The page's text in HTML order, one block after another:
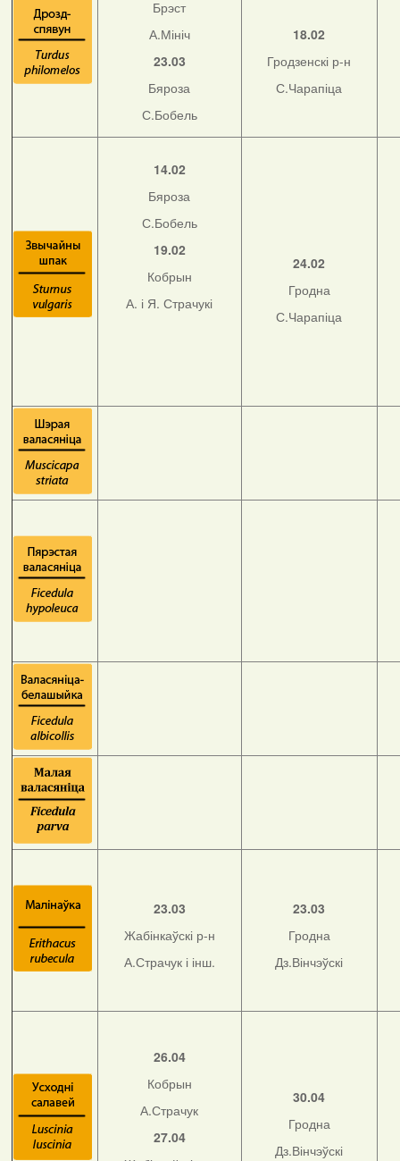
Брэст
А.Мініч
23.03
Бяроза
С.Бобель
18.02
Гродзенскі р-н
С.Чарапіца
14.02
Бяроза
С.Бобель
19.02
Кобрын
А. і Я. Страчукі
24.02
Гродна
С.Чарапіца
23.03
Жабінкаўскі р-н
А.Страчук і інш.
23.03
Гродна
Дз.Вінчэўскі
26.04
Кобрын
А.Страчук
27.04
30.04
Гродна
Дз.Вінчэўскі